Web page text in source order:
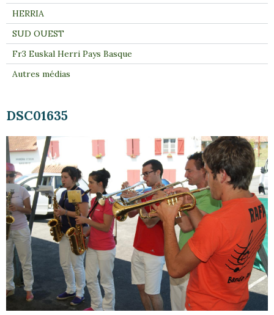
DSC01635
HERRIA
SUD OUEST
Fr3 Euskal Herri Pays Basque
Autres médias